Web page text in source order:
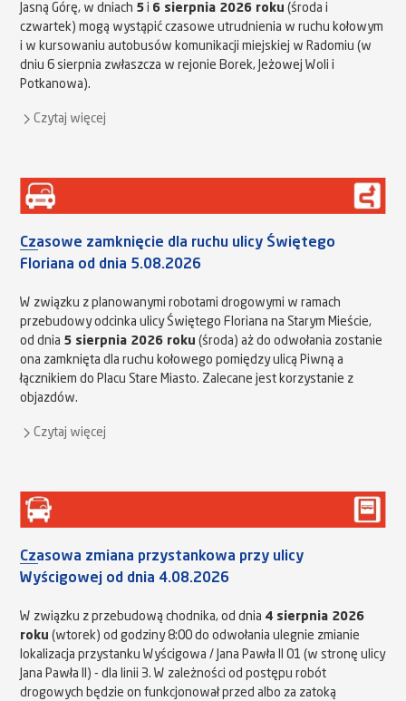
Jasną Górę, w dniach 5 i 6 sierpnia 2026 roku (środa i
czwartek) mogą wystąpić czasowe utrudnienia w ruchu kołowym
i w kursowaniu autobusów komunikacji miejskiej w Radomiu (w
dniu 6 sierpnia zwłaszcza w rejonie Borek, Jeżowej Woli i
Potkanowa).
Czytaj więcej
Czasowe zamknięcie dla ruchu ulicy Świętego
Floriana od dnia 5.08.2026
W związku z planowanymi robotami drogowymi w ramach
przebudowy odcinka ulicy Świętego Floriana na Starym Mieście,
od dnia 5 sierpnia 2026 roku (środa) aż do odwołania zostanie
ona zamknięta dla ruchu kołowego pomiędzy ulicą Piwną a
łącznikiem do Placu Stare Miasto. Zalecane jest korzystanie z
objazdów.
Czytaj więcej
Czasowa zmiana przystankowa przy ulicy
Wyścigowej od dnia 4.08.2026
W związku z przebudową chodnika, od dnia 4 sierpnia 2026
roku (wtorek) od godziny 8:00 do odwołania ulegnie zmianie
lokalizacja przystanku Wyścigowa / Jana Pawła II 01 (w stronę ulicy
Jana Pawła II) - dla linii 3. W zależności od postępu robót
drogowych będzie on funkcjonował przed albo za zatoką